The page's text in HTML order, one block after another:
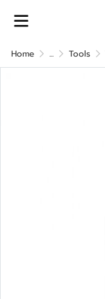
Home ... Tools